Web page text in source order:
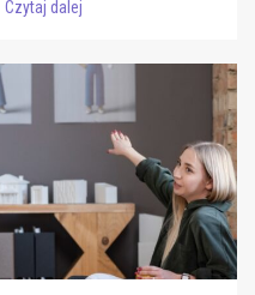
Czytaj dalej